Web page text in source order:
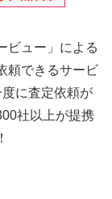
ビュー」による
頼できるサービ
に査定依頼が
社以上が提携
！